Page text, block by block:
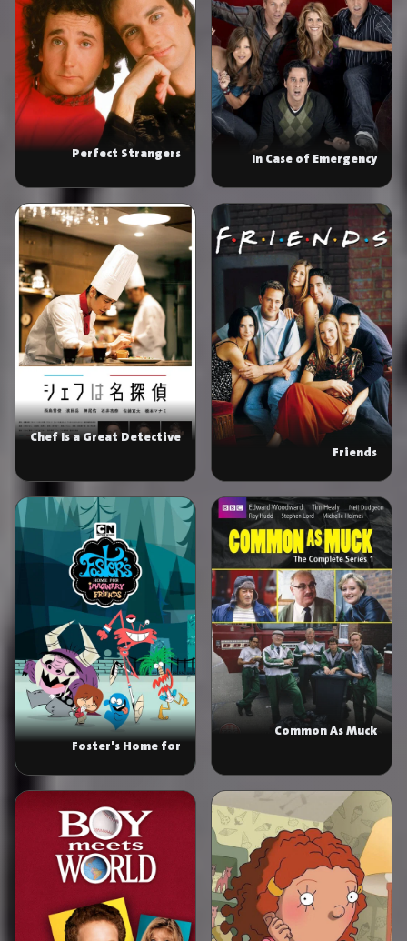
In Case of Emergency
Perfect Strangers
Friends
Chef Is a Great Detective
Common As Muck
Foster's Home for